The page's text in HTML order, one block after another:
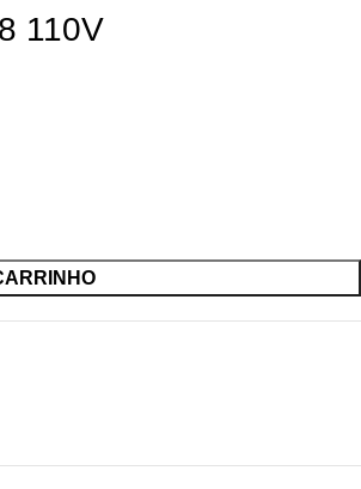
110V